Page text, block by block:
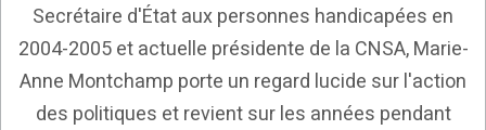
Secrétaire d'État aux personnes handicapées en
2004-2005 et actuelle présidente de la CNSA, Marie-
Anne Montchamp porte un regard lucide sur l'action
des politiques et revient sur les années pendant